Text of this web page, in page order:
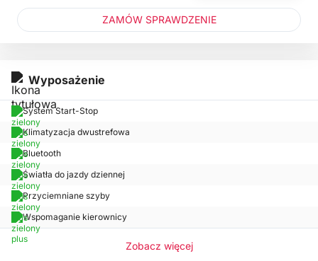
Wyposażenie
System Start-Stop
Klimatyzacja dwustrefowa
Bluetooth
Światła do jazdy dziennej
Przyciemniane szyby
Wspomaganie kierownicy
Zobacz więcej
ZAMÓW SPRAWDZENIE